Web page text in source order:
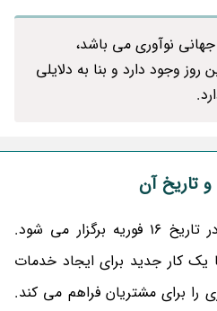
روز جهانی نوآوری می باشد،
روز وجود دارد و بنا به دلایلی
و تاریخ آن
روز جهانی نوآوری هر سال در تاریخ 16 فوریه برگزار می شود.
یک کار جدید برای ایجاد خدمات
را برای مشتریان فراهم می کند.